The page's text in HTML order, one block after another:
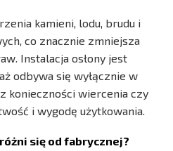
kamieni, lodu, brudu i
co znacznie zmniejsza
Instalacja osłony jest
odbywa się wyłącznie w
konieczności wiercenia czy
i wygodę użytkowania.
się od fabrycznej?